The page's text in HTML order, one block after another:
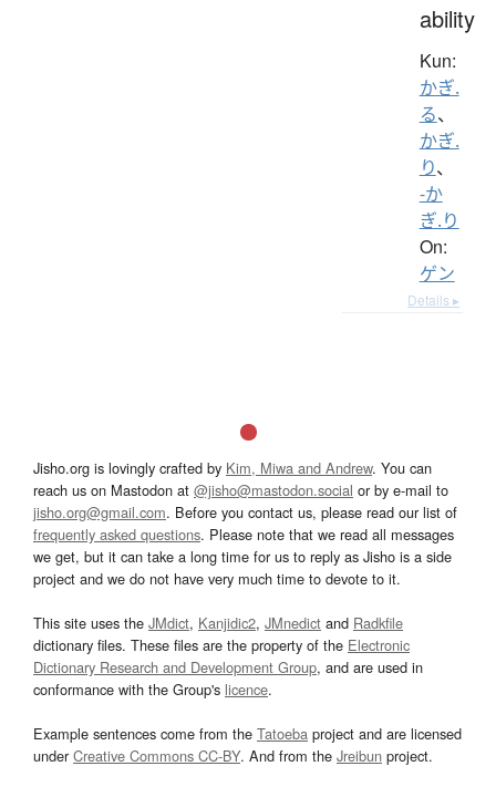
ability
Kun:
かぎ.
る、
かぎ.
り、
-か
ぎ.り
On:
ゲン
Details ▸
Jisho.org is lovingly crafted by Kim, Miwa and Andrew. You can
reach us on Mastodon at @jisho@mastodon.social or by e-mail to
jisho.org@gmail.com. Before you contact us, please read our list of
frequently asked questions. Please note that we read all messages
we get, but it can take a long time for us to reply as Jisho is a side
project and we do not have very much time to devote to it.
This site uses the JMdict, Kanjidic2, JMnedict and Radkfile
dictionary files. These files are the property of the Electronic
Dictionary Research and Development Group, and are used in
conformance with the Group's licence.
Example sentences come from the Tatoeba project and are licensed
underCreative Commons CC-BY. And from the Jreibun project.